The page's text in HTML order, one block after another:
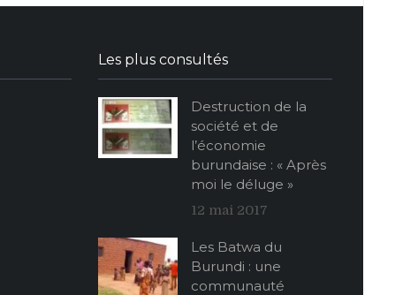
Les plus consultés
Destruction de la
société et de
l’économie
burundaise : « Après
moi le déluge »
12 mai 2017
Les Batwa du
Burundi : une
communauté